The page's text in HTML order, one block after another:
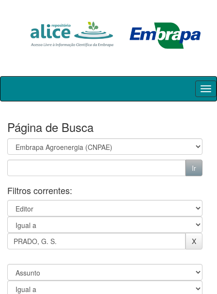
Skip
Página de Busca
Filtros correntes: